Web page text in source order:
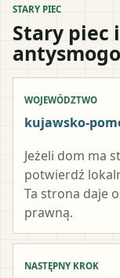
STARY PIEC
Stary piec
WOJEWÓDZTWO
kujawsko-
Jeżeli dom ma
potwierdź
Ta strona daje
prawną.
NASTĘPNY KROK